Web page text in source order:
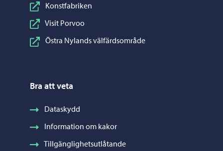
Konstfabriken
Visit Porvoo
Östra Nylands välfärdsområde
Bra att veta
Dataskydd
Information om kakor
Tillgänglighetsutlåtande